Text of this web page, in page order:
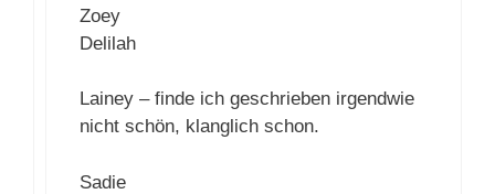
Zoey
Delilah
Lainey – finde ich geschrieben irgendwie
nicht schön, klanglich schon.
Sadie